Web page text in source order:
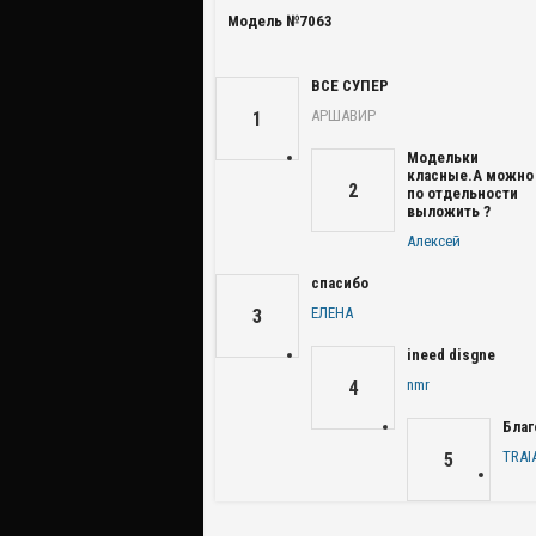
Модель №7063
1
ВСЕ СУПЕР
АРШАВИР
2
Модельки
класные.А можно
по отдельности
выложить ?
Алексей
3
спасибо
ЕЛЕНА
4
ineed disgne
nmr
5